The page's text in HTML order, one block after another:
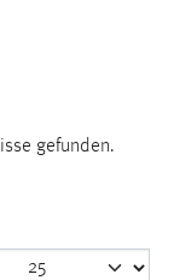
gefunden.
Funktion der